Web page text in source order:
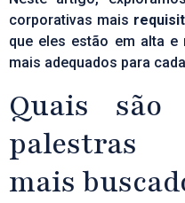
corporativas mais
que eles estão em alta
mais adequados para
Quais
palestras
mais